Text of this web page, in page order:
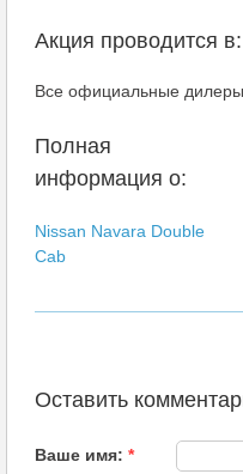
Акция проводится в:
Все официальные дилеры
Полная
информация о:
Nissan Navara Double
Cab
Оставить
Ваше имя: *